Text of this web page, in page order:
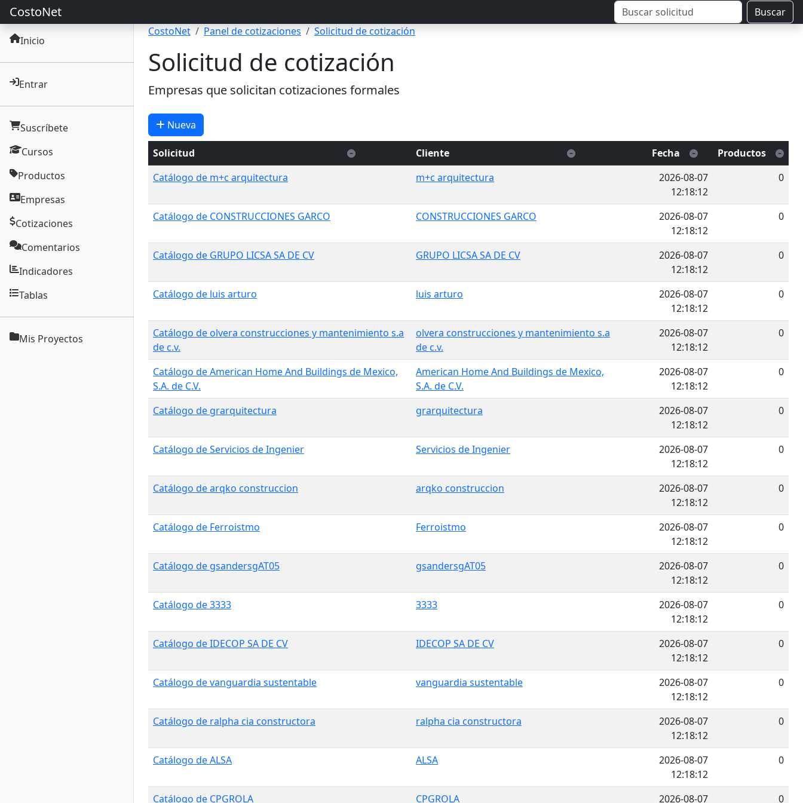
CostoNet Buscar
Inicio
Entrar
Suscríbete
Cursos
Productos
Empresas
Cotizaciones
Comentarios
Indicadores
Tablas
Mis Proyectos
CostoNet Panel de cotizaciones Solicitud de cotización
Solicitud de cotización
Empresas que solicitan cotizaciones formales
Nueva
Solicitud Cliente Fecha
Productos
Catálogo de m+c arquitectura
m+c arquitectura
2026-08-07
12:18:12
0
Catálogo de CONSTRUCCIONES GARCO CONSTRUCCIONES GARCO
2026-08-07
12:18:12
0
Catálogo de GRUPO LICSA SA DE CV GRUPO LICSA SA DE CV
2026-08-07
12:18:12
0
Catálogo de luis arturo luis arturo
2026-08-07
12:18:12
0
Catálogo de olvera construcciones y mantenimiento s.a
de c.v.
olvera construcciones y mantenimiento s.a
de c.v.
2026-08-07
12:18:12
0
Catálogo de American Home And Buildings de Mexico,
S.A. de C.V.
American Home And Buildings de Mexico,
S.A. de C.V.
2026-08-07
12:18:12
0
Catálogo de grarquitectura grarquitectura
2026-08-07
12:18:12
0
Catálogo de Servicios de Ingenier Servicios de Ingenier
2026-08-07
12:18:12
0
Catálogo de arqko construccion arqko construccion
2026-08-07
12:18:12
0
Catálogo de Ferroistmo Ferroistmo
2026-08-07
12:18:12
0
Catálogo de gsandersgAT05 gsandersgAT05
2026-08-07
12:18:12
0
Catálogo de 3333 3333
2026-08-07
12:18:12
0
Catálogo de IDECOP SA DE CV IDECOP SA DE CV
2026-08-07
12:18:12
0
Catálogo de vanguardia sustentable vanguardia sustentable
2026-08-07
12:18:12
0
Catálogo de ralpha cia constructora ralpha cia constructora
2026-08-07
12:18:12
0
Catálogo de ALSA ALSA
2026-08-07
12:18:12
0
Catálogo de CPGROLA CPGROLA 2026-08-07 0